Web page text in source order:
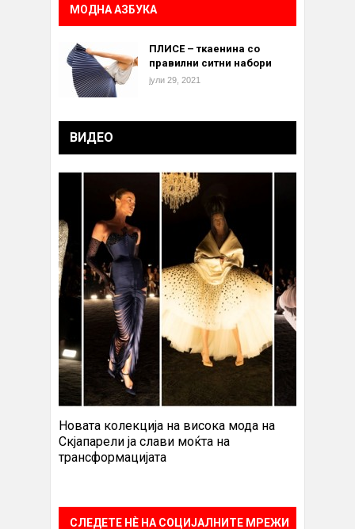
МОДНА АЗБУКА
ПЛИСЕ – ткаенина со
правилни ситни набори
јули 29, 2021
ВИДЕО
Новата колекција на висока мода на
Скјапарели ја слави моќта на
трансформацијата
СЛЕДЕТЕ НÈ НА СОЦИЈАЛНИТЕ МРЕЖИ